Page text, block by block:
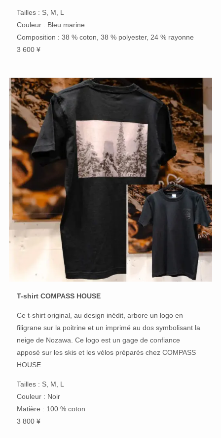
Tailles : S, M, L
Couleur : Bleu marine
Composition : 38 % coton, 38 % polyester, 24 % rayonne
3 600 ¥
T-shirt COMPASS HOUSE
Ce t-shirt original, au design inédit, arbore un logo en
filigrane sur la poitrine et un imprimé au dos symbolisant la
neige de Nozawa. Ce logo est un gage de confiance
apposé sur les skis et les vélos préparés chez COMPASS
HOUSE
Tailles : S, M, L
Couleur : Noir
Matière : 100 % coton
3 800 ¥